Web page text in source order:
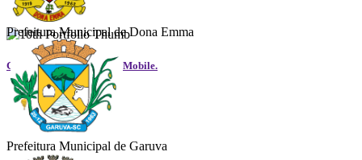
GOVGestão - Aplicativos Mobile.
Prefeitura Municipal de Dona Emma
Prefeitura Municipal de Garuva